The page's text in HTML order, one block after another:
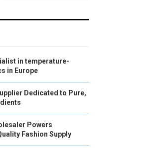
in temperature-
in Europe
Dedicated to Pure,
Powers
Fashion Supply